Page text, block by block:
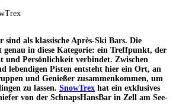
sind als klassische Après-Ski Bars. Die
genau in diese Kategorie: ein Treffpunkt, der
und Persönlichkeit verbindet. Zwischen
lebendigen Pisten entsteht hier ein Ort, an
und Genießer zusammenkommen, um
zu lassen. SnowTrex hat ein exklusives
von der SchnapsHansBar in Zell am See-